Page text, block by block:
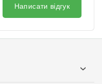
Написати відгук